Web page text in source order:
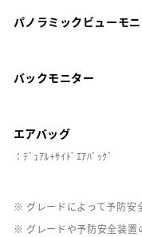
パノラミックビューモ
バックモニター
エアバッグ
：ﾃﾞｭｱﾙ+ｻｲﾄﾞｴｱﾊﾞｯｸﾞ
※ グレードによって予防安
※ グレードや予防安全装置